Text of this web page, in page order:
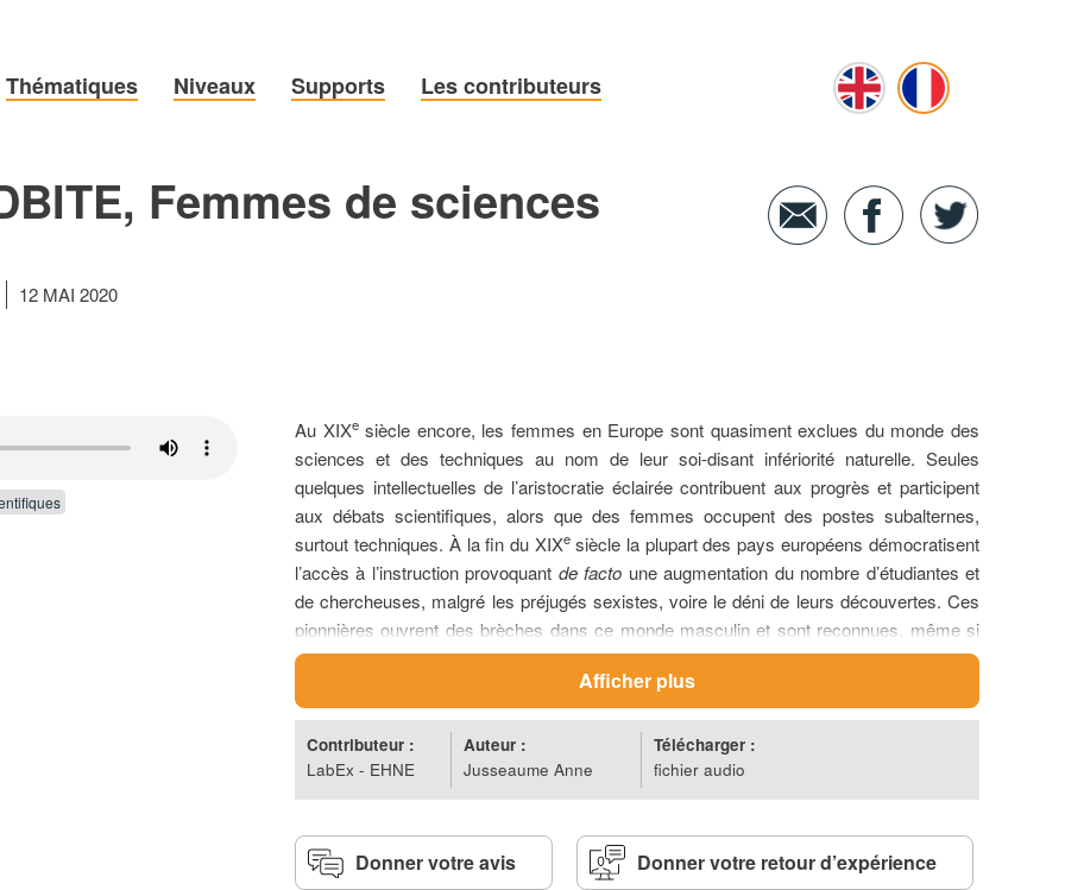
Thématiques Niveaux Supports Les contributeurs
Femmes de sciences
12 MAI 2020
Au XIXesiècle encore, les femmes en Europe sont quasiment exclues du monde des
sciences et des techniques au nom de leur soi-disant infériorité naturelle. Seules
quelques intellectuelles de l’aristocratie éclairée contribuent aux progrès et participent
aux débats scientifiques, alors que des femmes occupent des postes subalternes,
surtout techniques. À la fin duXIXe siècle la plupart des pays européens démocratisent
l’accès à l’instruction provoquant de facto une augmentation du nombre d’étudiantes et
de chercheuses, malgré les préjugés sexistes, voire le déni de leurs découvertes. Ces
pionnières ouvrent des brèches dans ce monde masculin et sont reconnues, même si
les prix Nobel leur sont parcimonieusement attribués. Depuis le milieu duxxesiècle, de
nouvelles générations de femmes scientifiques font surgir des problématiques de
recherche, de la pédiatrie aux neurosciences, de l’alimentation à l’environnement.
Néanmoins, emblématiques hier, ces scientifiques demeurent encore aujourd’hui
symboliques, perçues plutôt comme des exceptions que comme des modèles.
Réalisé par Anne Jusseaume à partir de la notice EHNEFemmes de sciences
XIXe-XXIe sièclesde Louis-Pascal JACQUEMONT.
Afficher plus
Contributeur :
LabEx - EHNE
Auteur :
Jusseaume Anne
Télécharger :
fichier audio
Donner votre avis Donner votre retour d’expérience